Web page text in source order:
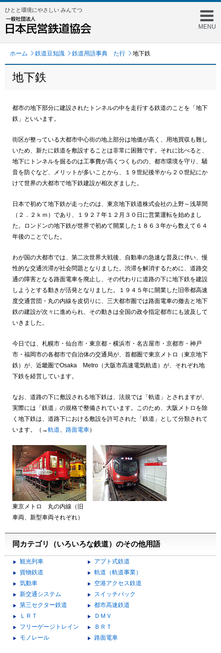
MENU
ひとと環境にやさしい みんてつ
ホーム 鉄道豆知識 鉄道用語事典 た行 地下鉄
地下鉄
都市の地下部分に建設されたトンネルの中を走行する鉄道のことを「地下
鉄」といいます。
街区が整っている大都市中心街の地上部分は地価が高く、用地買収も難し
いため、新たに鉄道を敷設することは非常に困難です。それに比べると、
地下にトンネルを掘るのは工事費が高くつくものの、都市環境を守り、騒
音を防ぐなど、メリットが多いことから、１９世紀後半から２０世紀にか
けて世界の大都市で地下鉄建設が相次ぎました。
日本で初めて地下鉄が走ったのは、東京地下鉄道株式会社の上野～浅草間
（２．２ｋｍ）であり、１９２７年１２月３０日に営業運転を始めまし
た。ロンドンの地下鉄が世界で初めて開業した１８６３年から数えて６４
年後のことでした。
わが国の大都市では、第二次世界大戦後、自動車の急速な普及に伴い、慢
性的な交通渋滞が社会問題となりました。渋滞を解消するために、道路交
通の障害となる路面電車を廃止し、その代わりに道路の下に地下鉄を建設
しようとする動きが活発となりました。１９４５年に開業した旧帝都高速
度交通営団・丸の内線を皮切りに、三大都市圏では路面電車の撤去と地下
鉄の建設が次々に進められ、その動きは全国の政令指定都市にも波及して
いきました。
今日では、札幌市・仙台市・東京都・横浜市・名古屋市・京都市・神戸
市・福岡市の各都市で自治体の交通局が、首都圏で東京メトロ（東京地下
鉄）が、近畿圏でOsaka Metro （大阪市高速電気軌道）が、それぞれ地
下鉄を経営しています。
なお、道路の下に敷設される地下鉄は、法規では「軌道」とされますが、
実際には「鉄道」の規格で整備されています。このため、大阪メトロを除
く地下鉄は、道路下における敷設を許可された「鉄道」として分類されて
います。（→軌道、 路面電車）
東京メトロ 丸の内線（旧
車両、新型車両それぞれ）
同カテゴリ（いろいろな鉄道）のその他用語
観光列車
アプト式鉄道
貨物鉄道
軌道（軌道事業）
気動車
空港アクセス鉄道
新交通システム
スイッチバック
第三セクター鉄道
都市高速鉄道
ＬＲＴ
ＤＭＶ
フリーゲージトレイン
ＢＲＴ
モノレール
路面電車